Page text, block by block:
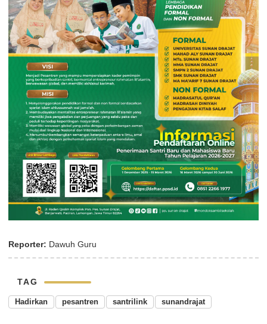
Reporter: Dawuh Guru
TAG
Hadirkan pesantren santrilink sunandrajat